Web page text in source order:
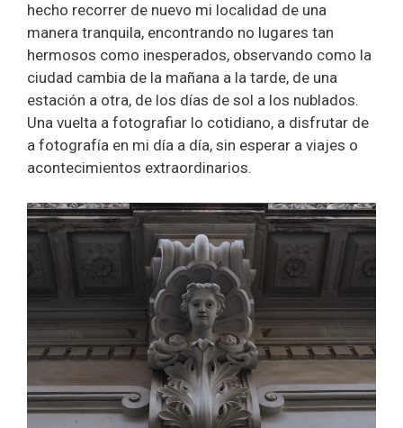
hecho recorrer de nuevo mi localidad de una
manera tranquila, encontrando no lugares tan
hermosos como inesperados, observando como la
ciudad cambia de la mañana a la tarde, de una
estación a otra, de los días de sol a los nublados.
Una vuelta a fotografiar lo cotidiano, a disfrutar de
a fotografía en mi día a día, sin esperar a viajes o
acontecimientos extraordinarios.